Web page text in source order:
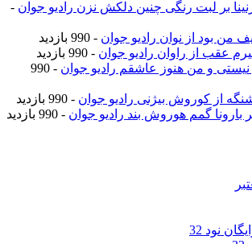
بر لبت رنگی چنین دلکش نزن رادیو جوان -
من بود از نوان رادیو جوان - 990 بازدید
عقب از راوان رادیو جوان - 990 بازدید
نیستی و من هنوز عاشقم رادیو جوان
- 990
از کوروش بیژنی رادیو جوان - 990 بازدید
بارونا گمم هوروش بند رادیو جوان - 990 بازدید
نود 32